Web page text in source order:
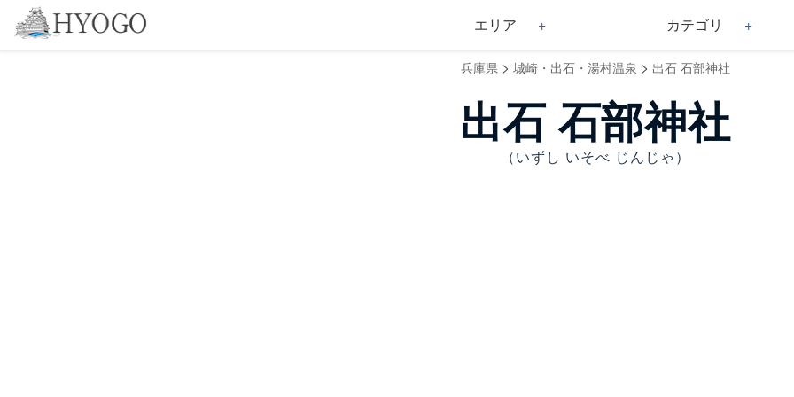
エリア カテゴリ
兵庫県 > 城崎・出石・湯村温泉 > 出石 石部神社
出石 石部神社
（いずし いそべ じんじゃ）